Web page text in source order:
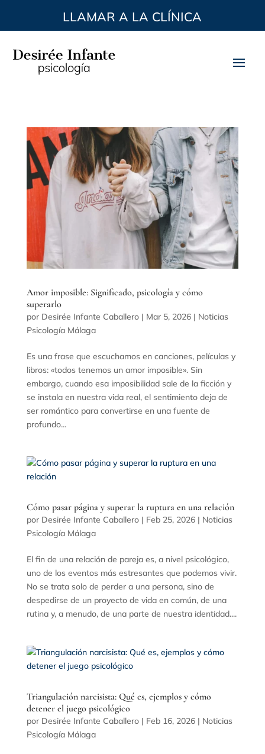
LLAMAR A LA CLÍNICA
Amor imposible: Significado, psicología y cómo
superarlo
por Desirée Infante Caballero| Mar 5, 2026| Noticias
Psicología Málaga
Es una frase que escuchamos en canciones, películas y
libros: «todos tenemos un amor imposible». Sin
embargo, cuando esa imposibilidad sale de la ficción y
se instala en nuestra vida real, el sentimiento deja de
ser romántico para convertirse en una fuente de
profundo...
Cómo pasar página y superar la ruptura en una relación
por Desirée Infante Caballero| Feb 25, 2026| Noticias
Psicología Málaga
El fin de una relación de pareja es, a nivel psicológico,
uno de los eventos más estresantes que podemos vivir.
No se trata solo de perder a una persona, sino de
despedirse de un proyecto de vida en común, de una
rutina y, a menudo, de una parte de nuestra identidad....
Triangulación narcisista: Qué es, ejemplos y cómo
detener el juego psicológico
por Desirée Infante Caballero| Feb 16, 2026| Noticias
Psicología Málaga